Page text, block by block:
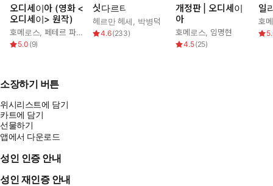
오디세이아 (영화 <
오디세이> 원작)
호메로스 페테르 파울 루벤스 ,박문재
5.0 (9)
싯다르타
헤르만 헤세 박병덕
4.6(233)
개정판 | 오디세이
아
호메로스 임명현
4.5(25)
일
호
소장하기 버튼
위시리스트에 담기
카트에 담기
선물하기
앱에서 다운로드
성인 인증 안내
성인 재인증 안내